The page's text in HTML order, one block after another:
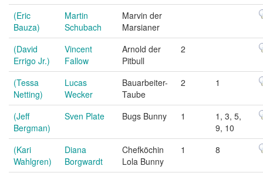
(Eric
Bauza)
Martin
Schubach
Marvin der
Marsianer
(David
Errigo Jr.)
Vincent
Fallow
Arnold der
Pitbull
2
(Tessa
Netting)
Lucas
Wecker
Bauarbeiter-
Taube
2 1
(Jeff
Bergman)
Sven Plate Bugs Bunny 1
1, 3, 5,
9, 10
(Kari
Wahlgren)
Diana
Borgwardt
Chefköchin
Lola Bunny
1 8